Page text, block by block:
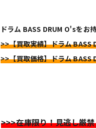
ドラム BASS DRUM O'sをお
>>【買取実績】ドラム BASS
>>【買取価格】ドラム BASS
>>>在庫限り！見逃し厳